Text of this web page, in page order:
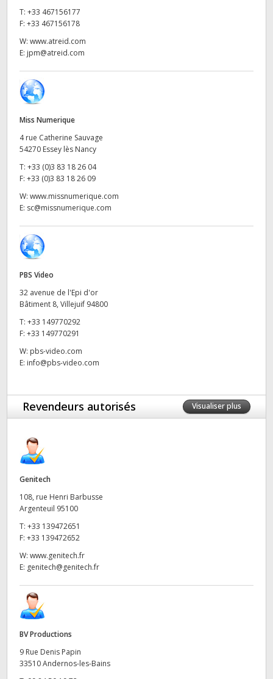
South Africa
Spain
Sweden
Turkey
UAE
Ukraine
United Kingdom
United States
T: +33 467156177
F: +33 467156178
W: www.atreid.com
E: jpm@atreid.com
Miss Numerique
4 rue Catherine Sauvage
54270 Essey lès Nancy
T: +33 (0)3 83 18 26 04
F: +33 (0)3 83 18 26 09
W: www.missnumerique.com
E: sc@missnumerique.com
PBS Video
32 avenue de l'Epi d'or
Bâtiment 8, Villejuif 94800
T: +33 149770292
F: +33 149770291
W: pbs-video.com
E: info@pbs-video.com
Revendeurs autorisés Visualiser plus
Genitech
108, rue Henri Barbusse
Argenteuil 95100
T: +33 139472651
F: +33 139472652
W: www.genitech.fr
E: genitech@genitech.fr
BV Productions
9 Rue Denis Papin
33510 Andernos-les-Bains